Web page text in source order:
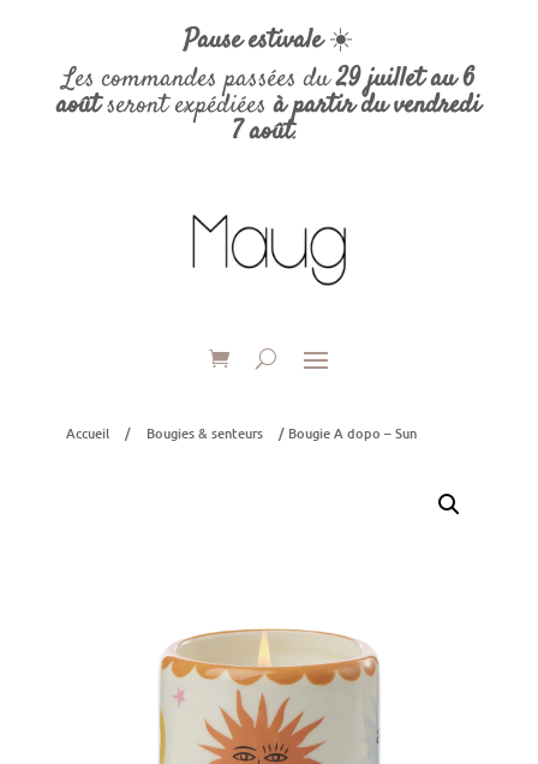
Pause estivale☀️
Les commandes passées du29 juillet au 6
aoûtseront expédiéesà partir du vendredi
7 août.
Accueil / Bougies & senteurs / Bougie A dopo – Sun